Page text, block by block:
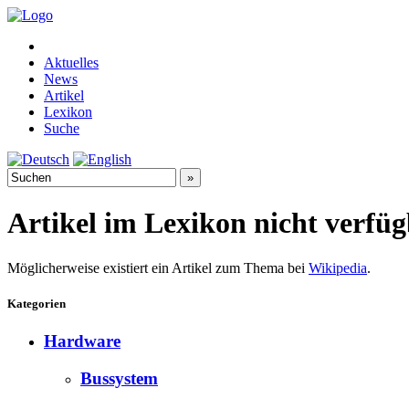
Aktuelles
News
Artikel
Lexikon
Suche
Artikel im Lexikon nicht
Möglicherweise existiert ein Artikel zum Thema bei Wikipedia.
Kategorien
Hardware
Bussystem